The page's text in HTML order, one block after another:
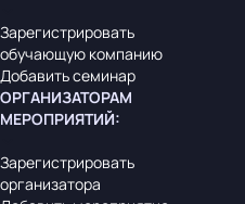
Зарегистрировать
обучающую компанию
Добавить семинар
ОРГАНИЗАТОРАМ
МЕРОПРИЯТИЙ:
Зарегистрировать
организатора